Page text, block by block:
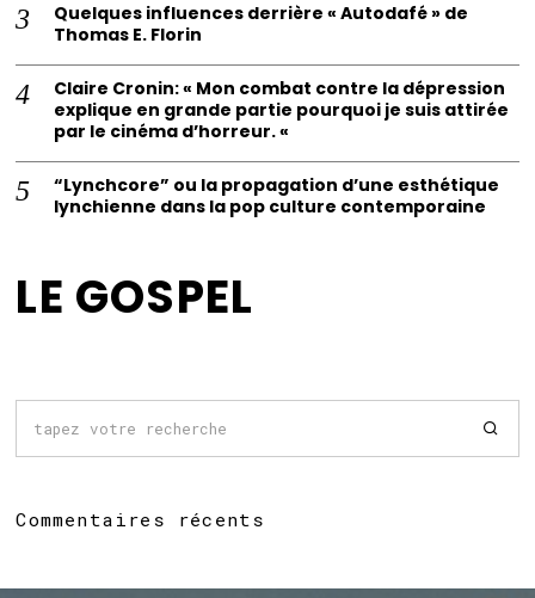
Quelques influences derrière « Autodafé » de
Thomas E. Florin
Claire Cronin: « Mon combat contre la dépression
explique en grande partie pourquoi je suis attirée
par le cinéma d’horreur. «
“Lynchcore” ou la propagation d’une esthétique
lynchienne dans la pop culture contemporaine
LE GOSPEL
Commentaires récents